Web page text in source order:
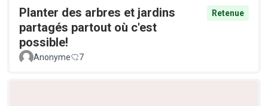
Planter des arbres et jardins
partagés partout où c'est
possible!
Retenue
Anonyme 7